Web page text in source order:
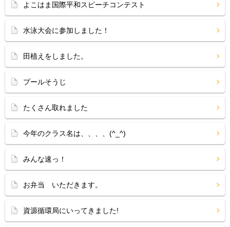
よこはま国際平和スピーチコンテスト
水泳大会に参加しました！
田植えをしました。
プールそうじ
たくさん取れました
今年のクラス名は、、、、(^_^)
みんな速っ！
お弁当 いただきます。
資源循環局にいってきました!